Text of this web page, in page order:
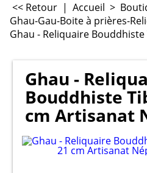
<< Retour | Accueil >
Ghau-Gau-Boite à prières-
Ghau - Reliquaire
Ghau -
Bouddhiste
cm Artisanat